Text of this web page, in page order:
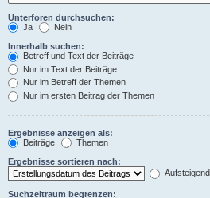
Unterforen durchsuchen:
Ja
Nein
Innerhalb suchen:
Betreff und Text der Beiträge
Nur im Text der Beiträge
Nur im Betreff der Themen
Nur im ersten Beitrag der Themen
Ergebnisse anzeigen als:
Beiträge
Themen
Ergebnisse sortieren nach:
Aufsteigend
Suchzeitraum begrenzen: